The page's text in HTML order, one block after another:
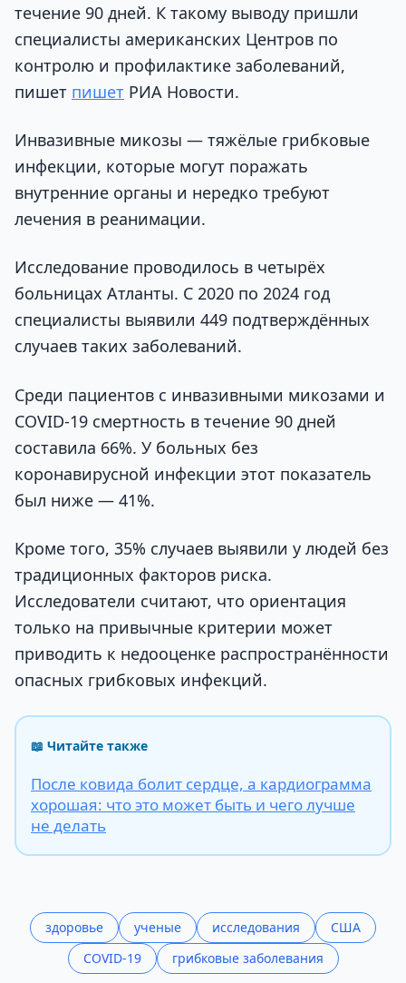
течение 90 дней. К такому выводу пришли
специалисты американских Центров по
контролю и профилактике заболеваний,
пишет пишет РИА Новости.
Инвазивные микозы — тяжёлые грибковые
инфекции, которые могут поражать
внутренние органы и нередко требуют
лечения в реанимации.
Исследование проводилось в четырёх
больницах Атланты. С 2020 по 2024 год
специалисты выявили 449 подтверждённых
случаев таких заболеваний.
Среди пациентов с инвазивными микозами и
COVID-19 смертность в течение 90 дней
составила 66%. У больных без
коронавирусной инфекции этот показатель
был ниже — 41%.
Кроме того, 35% случаев выявили у людей без
традиционных факторов риска.
Исследователи считают, что ориентация
только на привычные критерии может
приводить к недооценке распространённости
опасных грибковых инфекций.
📖 Читайте также
После ковида болит сердце, а кардиограмма
хорошая: что это может быть и чего лучше
не делать
здоровье ученые исследования
США
COVID-19
грибковые заболевания